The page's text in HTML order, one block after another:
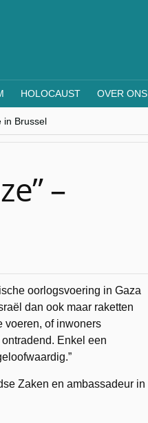
HOLOCAUST OVER ONS
in Brussel
Beels (Vooruit)
–
oorlogsvoering in Gaza
dan ook maar raketten
voeren, of inwoners
Enkel een
Zaken en ambassadeur in